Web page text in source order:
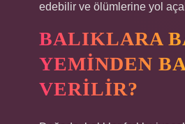
edebilir ve ölümlerine yol
BALIKLARA
YEMINDEN
VERILIR?